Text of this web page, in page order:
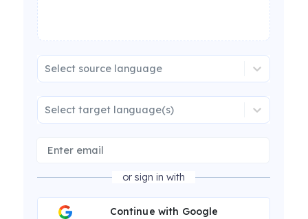
Select source language
Select target language(s)
or sign in with
Continue with Google